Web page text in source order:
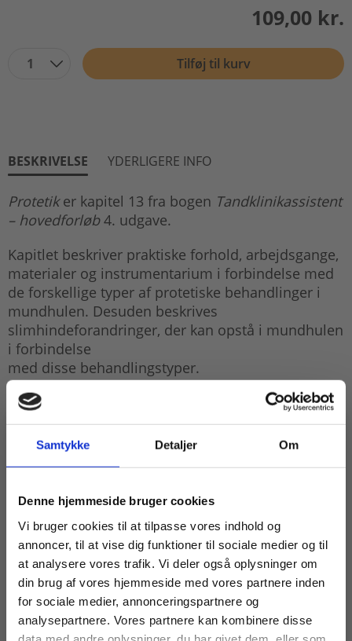
Samtykke Detaljer Om
Denne hjemmeside bruger cookies
Vi bruger cookies til at tilpasse vores indhold og
annoncer, til at vise dig funktioner til sociale medier og til
at analysere vores trafik. Vi deler også oplysninger om
din brug af vores hjemmeside med vores partnere inden
for sociale medier, annonceringspartnere og
analysepartnere. Vores partnere kan kombinere disse
109,00 kr.
1 Tilføj til kurv
BESKRIVELSE YDERLIGERE INFO
Protetiker kapitel 13 fra bogen Tandklinikassistent
– hovedforløb4. udgave.
Kapitlet beskriver praktiske forhold, arbejdsgange,
materialer og instrumentarium i forbindelse med
de forskellige typer af protetiske behandlinger i
mundhulen. Desuden beskrives
slimhindeforandringer, der kan opstå i mundhulen
i forbindelse
med disse behandlingstyper.
Indhold
1. Indledning
4. Protetikrelaterede slimhindeforandringer i
Køb læremidler og find masterclasses mm.
Fortsæt som:
For privatkunder og
studerende. Du får
For institutioner og
virksomheder. Du